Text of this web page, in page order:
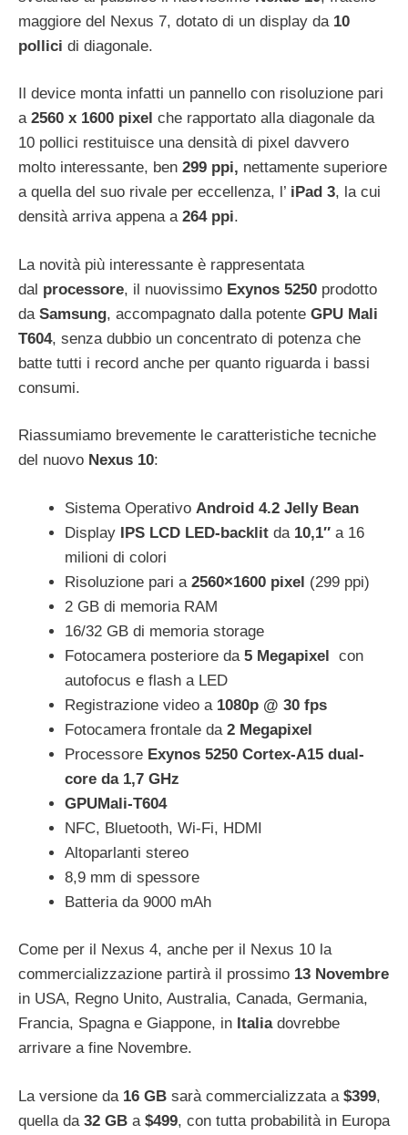
maggiore del Nexus 7, dotato di un display da 10
pollici di diagonale.
Il device monta infatti un pannello con risoluzione pari
a 2560 x 1600 pixel che rapportato alla diagonale da
10 pollici restituisce una densità di pixel davvero
molto interessante, ben 299 ppi, nettamente superiore
a quella del suo rivale per eccellenza, l’ iPad 3, la cui
densità arriva appena a 264 ppi.
La novità più interessante è rappresentata
dal processore, il nuovissimo Exynos 5250 prodotto
da Samsung, accompagnato dalla potente GPU Mali
T604, senza dubbio un concentrato di potenza che
batte tutti i record anche per quanto riguarda i bassi
consumi.
Riassumiamo brevemente le caratteristiche tecniche
del nuovo Nexus 10:
Sistema Operativo Android 4.2 Jelly Bean
Display IPS LCD LED-backlit da 10,1″ a 16
milioni di colori
Risoluzione pari a 2560×1600 pixel (299 ppi)
2 GB di memoria RAM
16/32 GB di memoria storage
Fotocamera posteriore da 5 Megapixel con
autofocus e flash a LED
Registrazione video a 1080p @ 30 fps
Fotocamera frontale da 2 Megapixel
Processore Exynos 5250 Cortex-A15 dual-
core da 1,7 GHz
GPUMali-T604
NFC, Bluetooth, Wi-Fi, HDMI
Altoparlanti stereo
8,9 mm di spessore
Batteria da 9000 mAh
Come per il Nexus 4, anche per il Nexus 10 la
commercializzazione partirà il prossimo 13 Novembre
in USA, Regno Unito, Australia, Canada, Germania,
Francia, Spagna e Giappone, in Italiadovrebbe
arrivare a fine Novembre.
La versione da 16 GB sarà commercializzata a $399,
quella da 32 GB a $499, con tutta probabilità in Europa